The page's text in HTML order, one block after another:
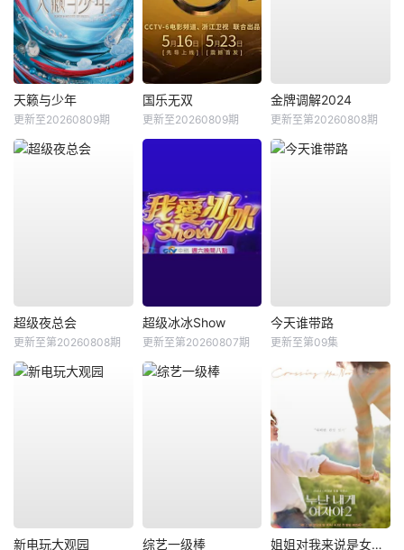
天籁与少年
更新至20260809期
国乐无双
更新至20260809期
金牌调解2024
更新至第20260808期
超级夜总会
更新至第20260808期
超级冰冰Show
更新至第20260807期
今天谁带路
更新至第09集
新电玩大观园 综艺一级棒 姐姐对我来说是女人2